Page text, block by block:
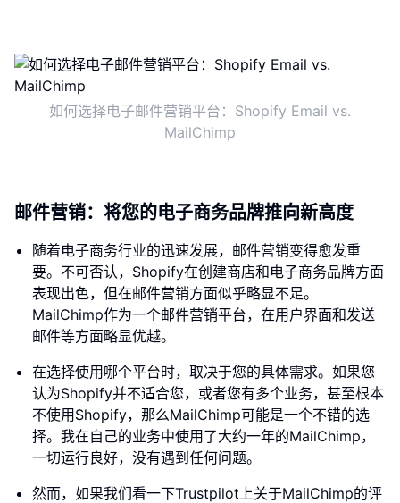
如何选择电子邮件营销平台：Shopify Email vs.
MailChimp
邮件营销：将您的电子商务品牌推向新高度
随着电子商务行业的迅速发展，邮件营销变得愈发重
要。不可否认，Shopify在创建商店和电子商务品牌方面
表现出色，但在邮件营销方面似乎略显不足。
MailChimp作为一个邮件营销平台，在用户界面和发送
邮件等方面略显优越。
在选择使用哪个平台时，取决于您的具体需求。如果您
认为Shopify并不适合您，或者您有多个业务，甚至根本
不使用Shopify，那么MailChimp可能是一个不错的选
择。我在自己的业务中使用了大约一年的MailChimp，
一切运行良好，没有遇到任何问题。
然而，如果我们看一下Trustpilot上关于MailChimp的评